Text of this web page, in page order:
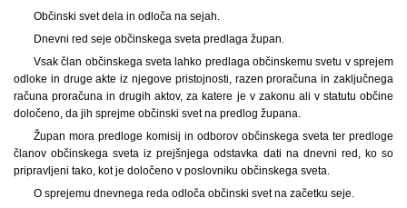
Občinski svet dela in odloča na sejah.
Dnevni red seje občinskega sveta predlaga župan.
Vsak član občinskega sveta lahko predlaga občinskemu svetu v sprejem
odloke in druge akte iz njegove pristojnosti, razen proračuna in zaključnega
računa proračuna in drugih aktov, za katere je v zakonu ali v statutu občine
določeno, da jih sprejme občinski svet na predlog župana.
Župan mora predloge komisij in odborov občinskega sveta ter predloge
članov občinskega sveta iz prejšnjega odstavka dati na dnevni red, ko so
pripravljeni tako, kot je določeno v poslovniku občinskega sveta.
O sprejemu dnevnega reda odloča občinski svet na začetku seje.